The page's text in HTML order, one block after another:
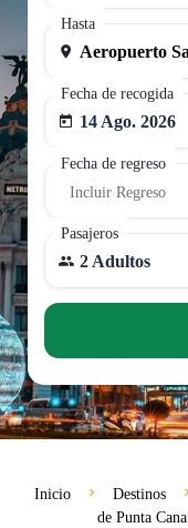
Hasta
Fecha de recogida
14 Ago. 2026
Fecha de regreso
Incluir Regreso
Pasajeros
2 Adultos
Inicio Destinos
de Punta Cana